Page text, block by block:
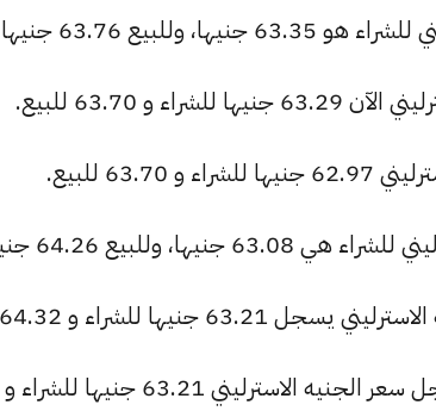
63.76 جنيها.
و 63.70 للبيع.
للبيع.
وللبيع 64.26 جنيها.
للشراء و 64.32 جنيها للبيع.
63.21 جنيها للشراء و 64.32 للبيع.